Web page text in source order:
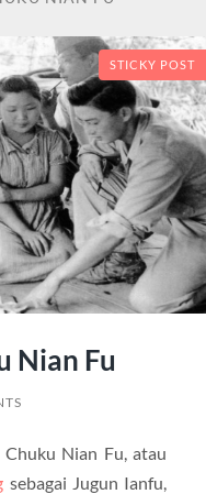
STICKY POST
Nian Fu
Chuku Nian Fu, atau
sebagai Jugun Ianfu,